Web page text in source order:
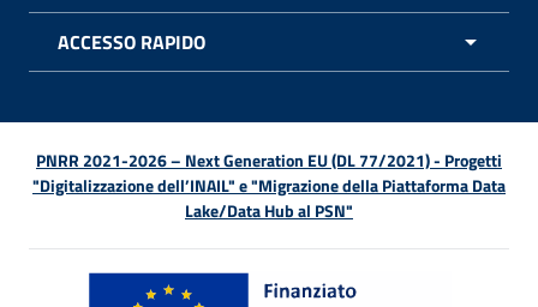
ACCESSO RAPIDO
PNRR 2021-2026 – Next Generation EU (DL 77/2021) - Progetti
"Digitalizzazione dell’INAIL" e "Migrazione della Piattaforma Data
Lake/Data Hub al PSN"